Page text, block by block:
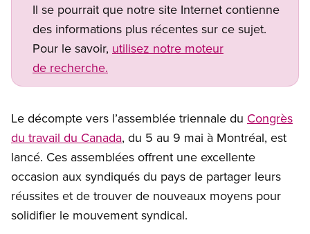
Il se pourrait que notre site Internet contienne
des informations plus récentes sur ce sujet.
Pour le savoir, utilisez notre moteur
de recherche.
Le décompte vers l’assemblée triennale du Congrès
du travail du Canada, du 5 au 9 mai à Montréal, est
lancé. Ces assemblées offrent une excellente
occasion aux syndiqués du pays de partager leurs
réussites et de trouver de nouveaux moyens pour
solidifier le mouvement syndical.